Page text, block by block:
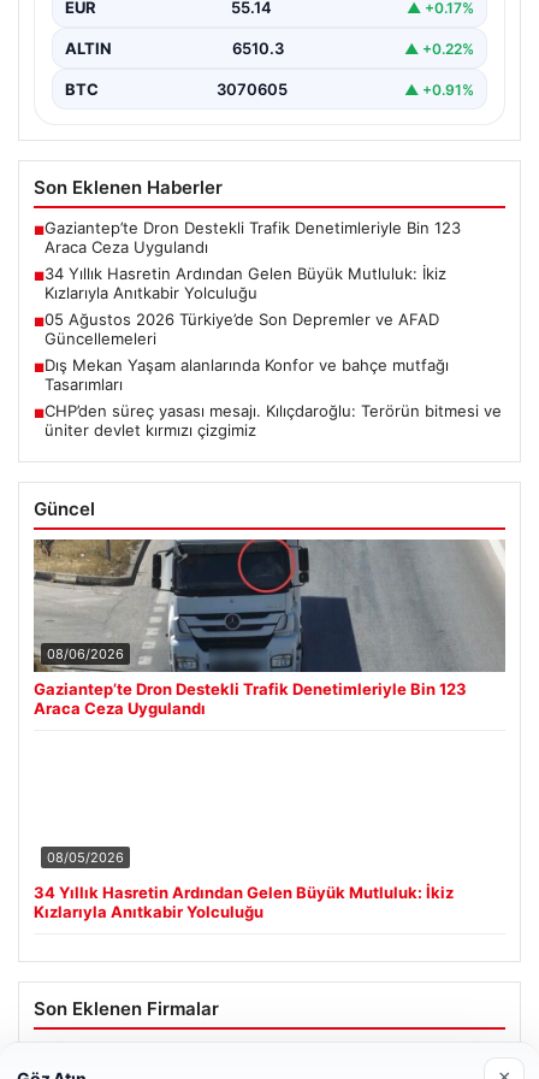
EUR 55.14 ▲ +0.17%
ALTIN 6510.3 ▲ +0.22%
BTC 3070605 ▲ +0.91%
Son Eklenen Haberler
■Gaziantep’te Dron Destekli Trafik Denetimleriyle Bin 123
Araca Ceza Uygulandı
■34 Yıllık Hasretin Ardından Gelen Büyük Mutluluk: İkiz
Kızlarıyla Anıtkabir Yolculuğu
■05 Ağustos 2026 Türkiye’de Son Depremler ve AFAD
Güncellemeleri
■Dış Mekan Yaşam alanlarında Konfor ve bahçe mutfağı
Tasarımları
■CHP’den süreç yasası mesajı. Kılıçdaroğlu: Terörün bitmesi ve
üniter devlet kırmızı çizgimiz
Güncel
08/06/2026
Gaziantep’te Dron Destekli Trafik Denetimleriyle Bin 123
Araca Ceza Uygulandı
08/05/2026
34 Yıllık Hasretin Ardından Gelen Büyük Mutluluk: İkiz
Kızlarıyla Anıtkabir Yolculuğu
Son Eklenen Firmalar